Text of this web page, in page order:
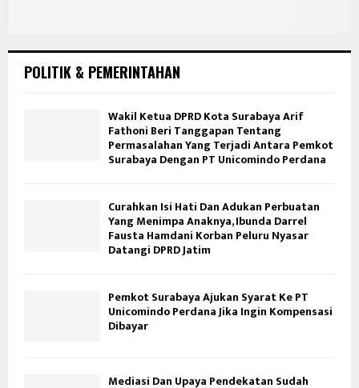
POLITIK & PEMERINTAHAN
Wakil Ketua DPRD Kota Surabaya Arif
Fathoni Beri Tanggapan Tentang
Permasalahan Yang Terjadi Antara Pemkot
Surabaya Dengan PT Unicomindo Perdana
Curahkan Isi Hati Dan Adukan Perbuatan
Yang Menimpa Anaknya, Ibunda Darrel
Fausta Hamdani Korban Peluru Nyasar
Datangi DPRD Jatim
Pemkot Surabaya Ajukan Syarat Ke PT
Unicomindo Perdana Jika Ingin Kompensasi
Dibayar
Mediasi Dan Upaya Pendekatan Sudah